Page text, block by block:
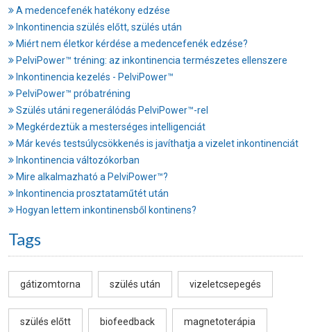
A medencefenék hatékony edzése
Inkontinencia szülés előtt, szülés után
Miért nem életkor kérdése a medencefenék edzése?
PelviPower™ tréning: az inkontinencia természetes ellenszere
Inkontinencia kezelés - PelviPower™
PelviPower™ próbatréning
Szülés utáni regenerálódás PelviPower™-rel
Megkérdeztük a mesterséges intelligenciát
Már kevés testsúlycsökkenés is javíthatja a vizelet inkontinenciát
Inkontinencia változókorban
Mire alkalmazható a PelviPower™?
Inkontinencia prosztataműtét után
Hogyan lettem inkontinensből kontinens?
Tags
gátizomtorna szülés után vizeletcsepegés
szülés előtt biofeedback magnetoterápia